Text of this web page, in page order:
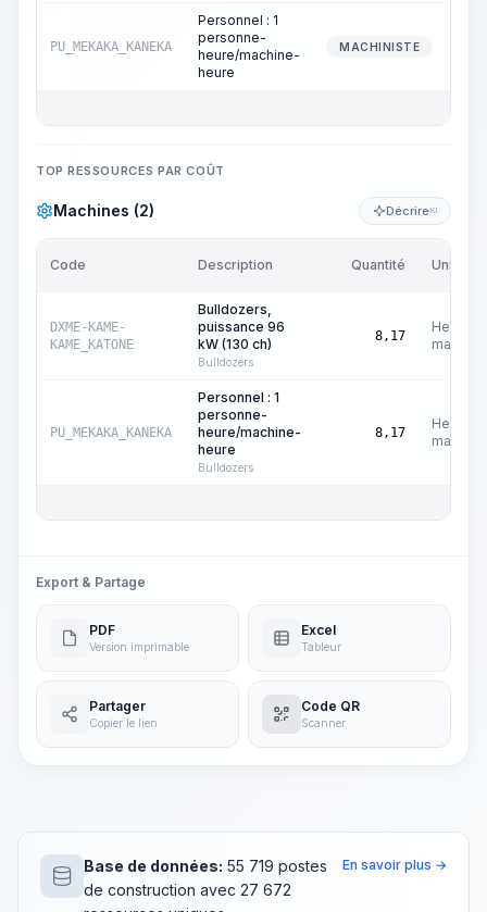
PU_MEKAKA_KANEKA
Personnel : 1
personne-
heure/machine-
heure
MACHINISTE
TOP RESSOURCES PAR COÛT
Machines (2) DécrireKI
Code Description Quantité Unité
DXME-KAME-
KAME_KATONE
Bulldozers,
puissance 96
kW (130 ch)
Bulldozers
8,17
Heures
machine
PU_MEKAKA_KANEKA
Personnel : 1
personne-
heure/machine-
heure
Bulldozers
8,17
Heures
machine
Export & Partage
PDF
Version imprimable
Excel
Tableur
Partager
Copier le lien
Code QR
Scanner
Base de données: 55 719 postes
de construction avec 27 672
En savoir plus →